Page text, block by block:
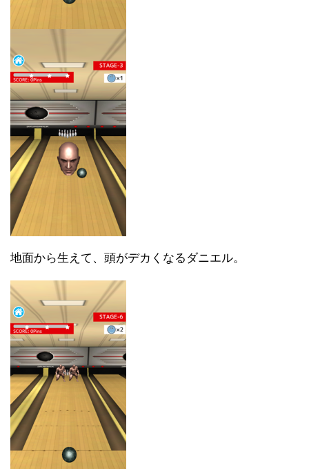
地面から生えて、頭がデカくなるダニエル。